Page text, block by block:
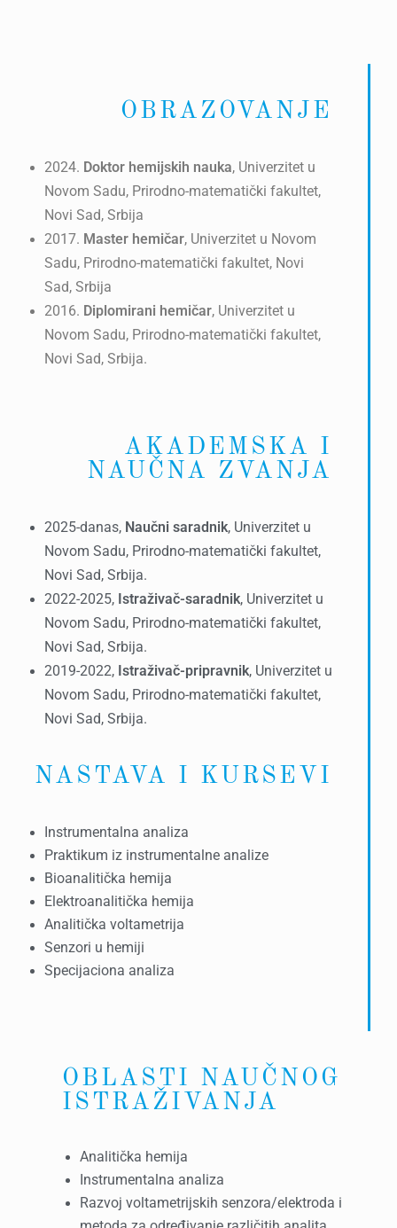
OBRAZOVANJE
2024. Doktor hemijskih nauka, Univerzitet u
Novom Sadu, Prirodno-matematički fakultet,
Novi Sad, Srbija
2017. Master hemičar, Univerzitet u Novom
Sadu, Prirodno-matematički fakultet, Novi
Sad, Srbija
2016. Diplomirani hemičar, Univerzitet u
Novom Sadu, Prirodno-matematički fakultet,
Novi Sad, Srbija.
AKADEMSKA I
NAUČNA ZVANJA
2025-danas, Naučni saradnik, Univerzitet u
Novom Sadu, Prirodno-matematički fakultet,
Novi Sad, Srbija.
2022-2025, Istraživač-saradnik, Univerzitet u
Novom Sadu, Prirodno-matematički fakultet,
Novi Sad, Srbija.
2019-2022, Istraživač-pripravnik, Univerzitet u
Novom Sadu, Prirodno-matematički fakultet,
Novi Sad, Srbija.
NASTAVA I KURSEVI
Instrumentalna analiza
Praktikum iz instrumentalne analize
Bioanalitička hemija
Elektroanalitička hemija
Analitička voltametrija
Senzori u hemiji
Specijaciona analiza
OBLASTI NAUČNOG
ISTRAŽIVANJA
Analitička hemija
Instrumentalna analiza
Razvoj voltametrijskih senzora/elektroda i